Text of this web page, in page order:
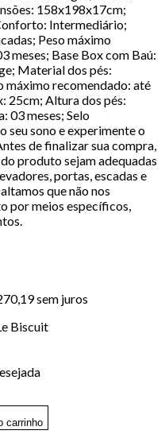
158x198x17cm;
Intermediário;
Peso máximo
meses; Base Box com Baú:
Material dos pés:
máximo recomendado: até
25cm; Altura dos pés:
03 meses; Selo
seu sono e experimente o
de finalizar sua compra,
produto sejam adequadas
portas, escadas e
que não nos
por meios específicos,
sem juros
Biscuit
carrinho